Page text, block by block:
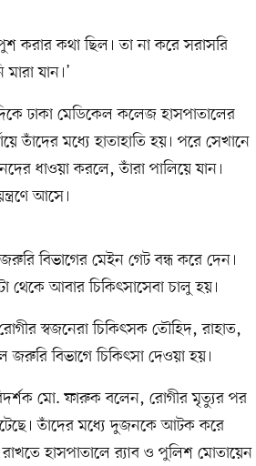
করার কথা ছিল। তা না করে সরাসরি
যান।’
ঢাকা মেডিকেল কলেজ হাসপাতালের
তাঁদের মধ্যে হাতাহাতি হয়। পরে সেখানে
ধাওয়া করলে, তাঁরা পালিয়ে যান।
আসে।
বিভাগের মেইন গেট বন্ধ করে দেন।
থেকে আবার চিকিৎসাসেবা চালু হয়।
স্বজনেরা চিকিৎসক তৌহিদ, রাহাত,
জরুরি বিভাগে চিকিৎসা দেওয়া হয়।
মো. ফারুক বলেন, রোগীর মৃত্যুর পর
তাঁদের মধ্যে দুজনকে আটক করে
রাখতে হাসপাতালে র‍্যাব ও পুলিশ মোতায়েন